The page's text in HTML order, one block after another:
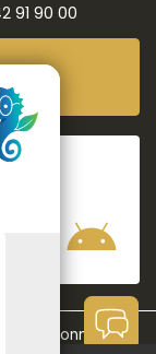
91 90 00
personnelles